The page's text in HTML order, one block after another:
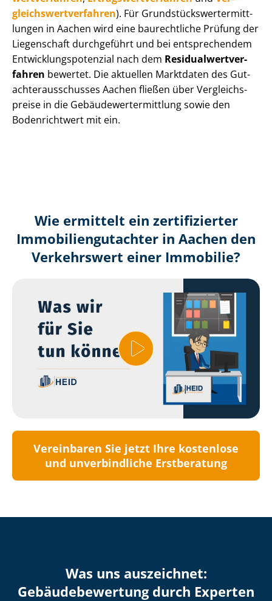
gleichs­wert­ver­fah­ren). Für Grund­stücks­wert­ermitt­
lun­gen in Aachen wird eine baurechtliche Prüfung der
Liegenschaft durchgeführt und bei entsprechendem
Ent­wick­lungs­po­ten­zi­al nach dem Re­si­du­al­wert­ver­
fah­ren bewertet. Die aktuellen Marktdaten des Gut­
ach­ter­aus­schus­ses Aachen fließen über Ver­gleichs­
prei­se in die Ge­bäu­de­wert­ermitt­lung sowie den
Bodenrichtwert mit ein.
Wie ermittelt ein zertifizierter
Immobilien­gutachter in Aachen den
Verkehrswert einer Immobilie?
Vereinbaren Sie jetzt Ihre kostenlose
und unverbindliche Erstberatung
Was uns auszeichnet:
Ge­bäu­de­be­wer­tung durch Experten